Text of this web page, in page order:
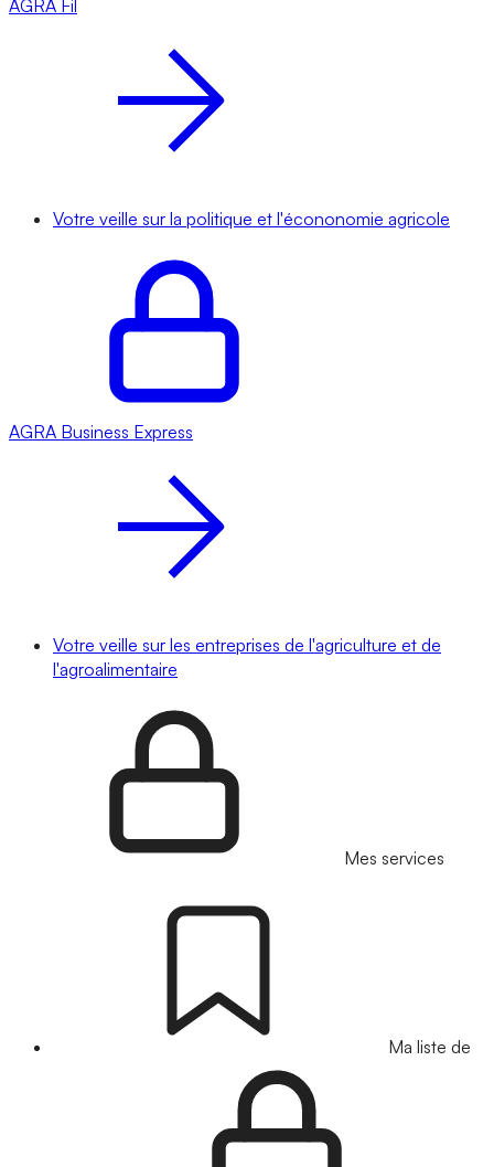
AGRA Fil
Votre veille sur la politique et l'écononomie agricole
AGRA Business Express
Votre veille sur les entreprises de l'agriculture et de
l'agroalimentaire
Mes services
Ma liste de